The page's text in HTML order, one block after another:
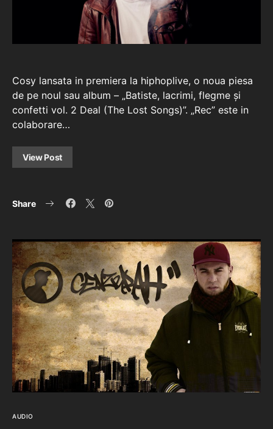
Cosy lansata in premiera la hiphoplive, o noua piesa
de pe noul sau album – „Batiste, lacrimi, flegme și
confetti vol. 2 Deal (The Lost Songs)”. „Rec” este in
colaborare…
View Post
Share
AUDIO